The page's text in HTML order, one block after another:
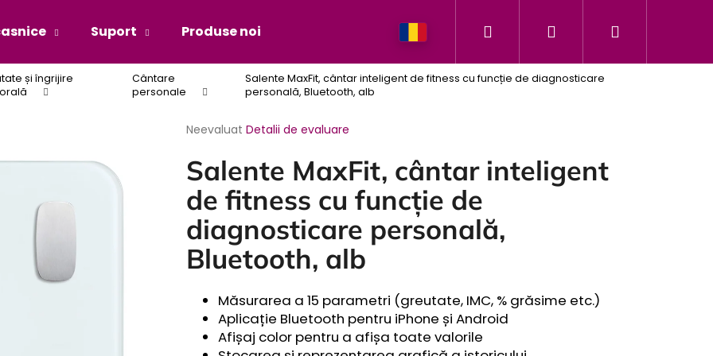
Suport Produse noi Povestea brandului nostru
CăutareAutentificare
Coş
și îngrijire
Cântare
personale
Salente MaxFit, cântar inteligent de fitness cu funcție de diagnosticare
personală, Bluetooth, alb
Evaluarea
a
produsului
este
0,0
din
5
stele.
Neevaluat Detalii de evaluare
Salente MaxFit, cântar inteligent
de fitness cu funcție de
diagnosticare personală,
Bluetooth, alb
Măsurarea a 15 parametri (greutate, IMC, % grăsime etc.)
Aplicație Bluetooth pentru iPhone și Android
Afișaj color pentru a afișa toate valorile
Ce căutaţi?